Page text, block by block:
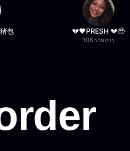
包 💔🖤PRESH 💔🥹
106 รายการ